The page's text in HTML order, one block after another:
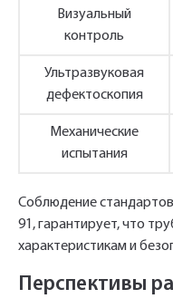
Визуальный
контроль
Ультразвуковая
дефектоскопия
Механические
испытания
Соблюдение стандартов
91, гарантирует, что
характеристикам и
Перспективы